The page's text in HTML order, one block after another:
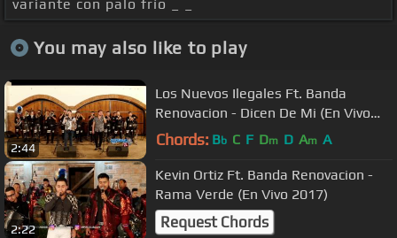
variante con palo frío _ _
You may also like to play
2:44
Los Nuevos Ilegales Ft. Banda
Renovacion - Dicen De Mi (En Vivo
2017)
Chords: Bb C F Dm D Am A
2:22
Kevin Ortiz Ft. Banda Renovacion -
Rama Verde (En Vivo 2017)
Request Chords